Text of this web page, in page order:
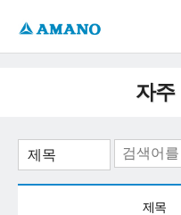
자주
제목